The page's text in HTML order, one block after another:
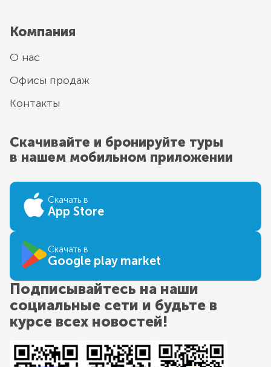
Компания
О нас
Офисы продаж
Контакты
Скачивайте и бронируйте туры
в нашем мобильном приложении
Скачать в
App Store
Скачать в
Google play market
Подписывайтесь на наши
социальные сети и будьте в
курсе всех новостей!